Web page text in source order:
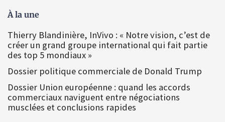
À la une
Thierry Blandinière, InVivo : « Notre vision, c’est de
créer un grand groupe international qui fait partie
des top 5 mondiaux »
Dossier politique commerciale de Donald Trump
Dossier Union européenne : quand les accords
commerciaux naviguent entre négociations
musclées et conclusions rapides